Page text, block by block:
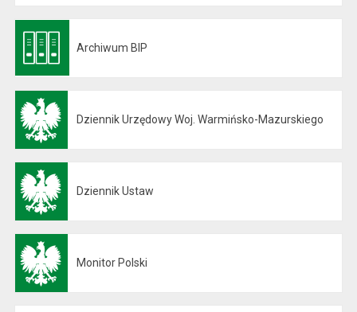
Archiwum BIP
Dziennik Urzędowy Woj. Warmińsko-Mazurskiego
Dziennik Ustaw
Monitor Polski